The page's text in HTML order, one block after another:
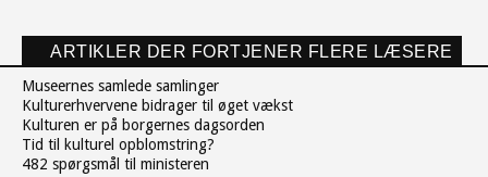
ARTIKLER DER FORTJENER FLERE LÆSERE
Museernes samlede samlinger
Kulturerhvervene bidrager til øget vækst
Kulturen er på borgernes dagsorden
Tid til kulturel opblomstring?
482 spørgsmål til ministeren